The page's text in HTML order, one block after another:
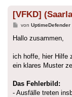
[VFKD]
Beitrag
von UptimeDefender
Hallo zusammen,
ich hoffe, hier Hilfe
ein klares Muster
Das Fehlerbild:
- Ausfälle treten